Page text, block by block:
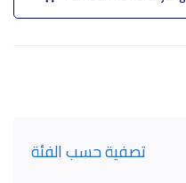
تصفية حسب الفئة